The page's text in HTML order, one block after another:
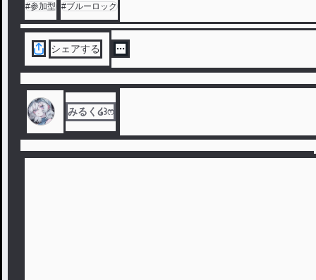
参加型(参加〆切オーバー)
#参加型 #ブルーロック
シェアする
みるく໒꒱ෆ